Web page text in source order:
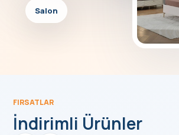
Salon
FIRSATLAR
İndirimli Ürünler